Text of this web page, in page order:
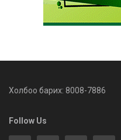
Холбоо барих: 8008-7886
Follow Us